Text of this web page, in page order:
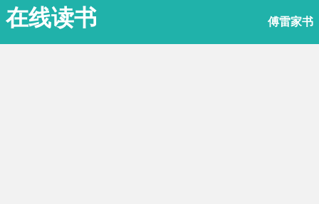
在线读书 傅雷家书